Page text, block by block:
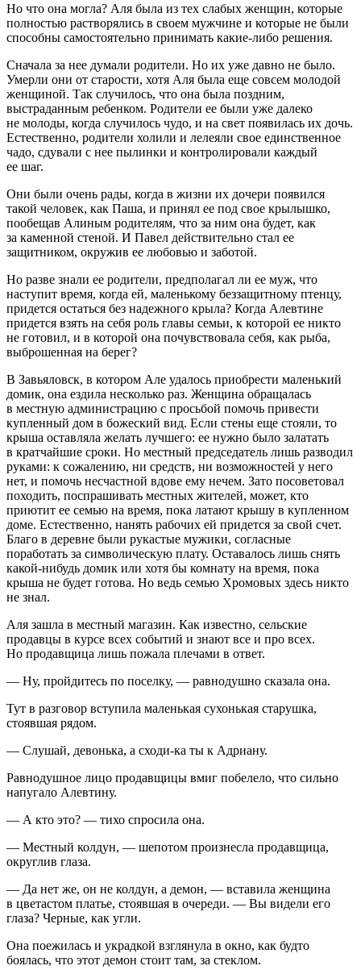
Но что она могла? Аля была из тех слабых женщин, которые
полностью растворялись в своем мужчине и которые не были
способны самостоятельно принимать какие-либо решения.
Сначала за нее думали родители. Но их уже давно не было.
Умерли они от старости, хотя Аля была еще совсем молодой
женщиной. Так случилось, что она была поздним,
выстраданным ребенком. Родители ее были уже далеко
не молоды, когда случилось чудо, и на свет появилась их дочь.
Естественно, родители холили и лелеяли свое единственное
чадо, сдували с нее пылинки и контролировали каждый
ее шаг.
Они были очень рады, когда в жизни их дочери появился
такой человек, как Паша, и принял ее под свое крылышко,
пообещав Алиным родителям, что за ним она будет, как
за каменной стеной. И Павел действительно стал ее
защитником, окружив ее любовью и заботой.
Но разве знали ее родители, предполагал ли ее муж, что
наступит время, когда ей, маленькому беззащитному птенцу,
придется остаться без надежного крыла? Когда Алевтине
придется взять на себя роль главы семьи, к которой ее никто
не готовил, и в которой она почувствовала себя, как рыба,
выброшенная на берег?
В Завьяловск, в котором Але удалось приобрести маленький
домик, она ездила несколько раз. Женщина обращалась
в местную администрацию с просьбой помочь привести
купленный дом в божеский вид. Если стены еще стояли, то
крыша оставляла желать лучшего: ее нужно было залатать
в кратчайшие сроки. Но местный председатель лишь разводил
руками: к сожалению, ни средств, ни возможностей у него
нет, и помочь несчастной вдове ему нечем. Зато посоветовал
походить, поспрашивать местных жителей, может, кто
приютит ее семью на время, пока латают крышу в купленном
доме. Естественно, нанять рабочих ей придется за свой счет.
Благо в деревне были рукастые мужики, согласные
поработать за символическую плату. Оставалось лишь снять
какой-нибудь домик или хотя бы комнату на время, пока
крыша не будет готова. Но ведь семью Хромовых здесь никто
не знал.
Аля зашла в местный магазин. Как известно, сельские
продавцы в курсе всех событий и знают все и про всех.
Но продавщица лишь пожала плечами в ответ.
— Ну, пройдитесь по поселку, — равнодушно сказала она.
Тут в разговор вступила маленькая сухонькая старушка,
стоявшая рядом.
— Слушай, девонька, а сходи-ка ты к Адриану.
Равнодушное лицо продавщицы вмиг побелело, что сильно
напугало Алевтину.
— А кто это? — тихо спросила она.
— Местный колдун, — шепотом произнесла продавщица,
округлив глаза.
— Да нет же, он не колдун, а демон, — вставила женщина
в цветастом платье, стоявшая в очереди. — Вы видели его
глаза? Черные, как угли.
Она поежилась и украдкой взглянула в окно, как будто
боялась, что этот демон стоит там, за стеклом.